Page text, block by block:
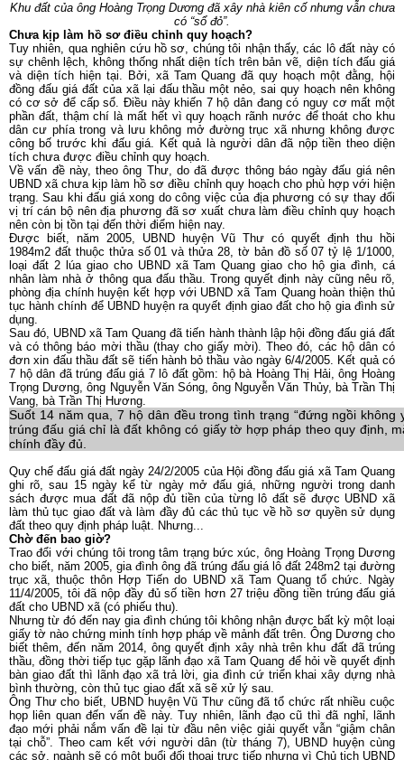
Khu đất của ông Hoàng Trọng Dương đã xây nhà kiên cố nhưng vẫn chưa
có “sổ đỏ”.
Chưa kịp làm hồ sơ điều chỉnh quy hoạch?
Tuy nhiên, qua nghiên cứu hồ sơ, chúng tôi nhận thấy, các lô đất này có
sự chênh lệch, không thống nhất diện tích trên bản vẽ, diện tích đấu giá
và diện tích hiện tại. Bởi, xã Tam Quang đã quy hoạch một đằng, hội
đồng đấu giá đất của xã lại đấu thầu một nẻo, sai quy hoạch nên không
có cơ sở để cấp sổ. Điều này khiến 7 hộ dân đang có nguy cơ mất một
phần đất, thậm chí là mất hết vì quy hoạch rãnh nước để thoát cho khu
dân cư phía trong và lưu không mở đường trục xã nhưng không được
công bố trước khi đấu giá. Kết quả là người dân đã nộp tiền theo diện
tích chưa được điều chỉnh quy hoạch.
Về vấn đề này, theo ông Thư, do đã được thông báo ngày đấu giá nên
UBND xã chưa kịp làm hồ sơ điều chỉnh quy hoạch cho phù hợp với hiện
trạng. Sau khi đấu giá xong do công việc của địa phương có sự thay đổi
vị trí cán bộ nên địa phương đã sơ xuất chưa làm điều chỉnh quy hoạch
nên còn bị tồn tại đến thời điểm hiện nay.
Được biết, năm 2005, UBND huyện Vũ Thư có quyết định thu hồi
1984m2 đất thuộc thửa số 01 và thửa 28, tờ bản đồ số 07 tỷ lệ 1/1000,
loại đất 2 lúa giao cho UBND xã Tam Quang giao cho hộ gia đình, cá
nhân làm nhà ở thông qua đấu thầu. Trong quyết định này cũng nêu rõ,
phòng địa chính huyện kết hợp với UBND xã Tam Quang hoàn thiện thủ
tục hành chính để UBND huyện ra quyết định giao đất cho hộ gia đình sử
dụng.
Sau đó, UBND xã Tam Quang đã tiến hành thành lập hội đồng đấu giá đất
và có thông báo mời thầu (thay cho giấy mời). Theo đó, các hộ dân có
đơn xin đấu thầu đất sẽ tiến hành bỏ thầu vào ngày 6/4/2005. Kết quả có
7 hộ dân đã trúng đấu giá 7 lô đất gồm: hộ bà Hoàng Thị Hải, ông Hoàng
Trọng Dương, ông Nguyễn Văn Sóng, ông Nguyễn Văn Thủy, bà Trần Thị
Vang, bà Trần Thị Hương.
Suốt 14 năm qua, 7 hộ dân đều trong tình trạng “đứng ngồi không
trúng đấu giá chỉ là đất không có giấy tờ hợp pháp theo quy định,
chính đầy đủ.
Quy chế đấu giá đất ngày 24/2/2005 của Hội đồng đấu giá xã Tam Quang
ghi rõ, sau 15 ngày kể từ ngày mở đấu giá, những người trong danh
sách được mua đất đã nộp đủ tiền của từng lô đất sẽ được UBND xã
làm thủ tục giao đất và làm đầy đủ các thủ tục về hồ sơ quyền sử dụng
đất theo quy định pháp luật. Nhưng...
Chờ đến bao giờ?
Trao đổi với chúng tôi trong tâm trạng bức xúc, ông Hoàng Trọng Dương
cho biết, năm 2005, gia đình ông đã trúng đấu giá lô đất 248m2 tại đường
trục xã, thuộc thôn Hợp Tiến do UBND xã Tam Quang tổ chức. Ngày
11/4/2005, tôi đã nộp đầy đủ số tiền hơn 27 triệu đồng tiền trúng đấu giá
đất cho UBND xã (có phiếu thu).
Nhưng từ đó đến nay gia đình chúng tôi không nhận được bất kỳ một loại
giấy tờ nào chứng minh tính hợp pháp về mảnh đất trên. Ông Dương cho
biết thêm, đến năm 2014, ông quyết định xây nhà trên khu đất đã trúng
thầu, đồng thời tiếp tục gặp lãnh đạo xã Tam Quang để hỏi về quyết định
bàn giao đất thì lãnh đạo xã trả lời, gia đình cứ triển khai xây dựng nhà
bình thường, còn thủ tục giao đất xã sẽ xử lý sau.
Ông Thư cho biết, UBND huyện Vũ Thư cũng đã tổ chức rất nhiều cuộc
họp liên quan đến vấn đề này. Tuy nhiên, lãnh đạo cũ thì đã nghỉ, lãnh
đạo mới phải nắm vấn đề lại từ đầu nên việc giải quyết vẫn “giậm chân
tại chỗ”. Theo cam kết với người dân (từ tháng 7), UBND huyện cùng
các sở, ngành sẽ có một buổi đối thoại trực tiếp nhưng vì Chủ tịch UBND